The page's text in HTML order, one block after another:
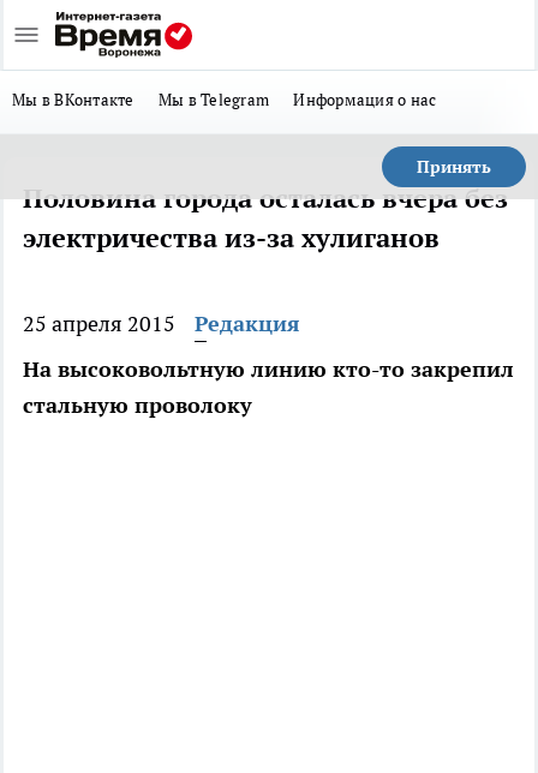
Мы в ВКонтакте Мы в Telegram Информация о нас
Принять
Половина города осталась вчера без
электричества из-за хулиганов
25 апреля 2015
Редакция
На высоковольтную линию кто-то закрепил
стальную проволоку